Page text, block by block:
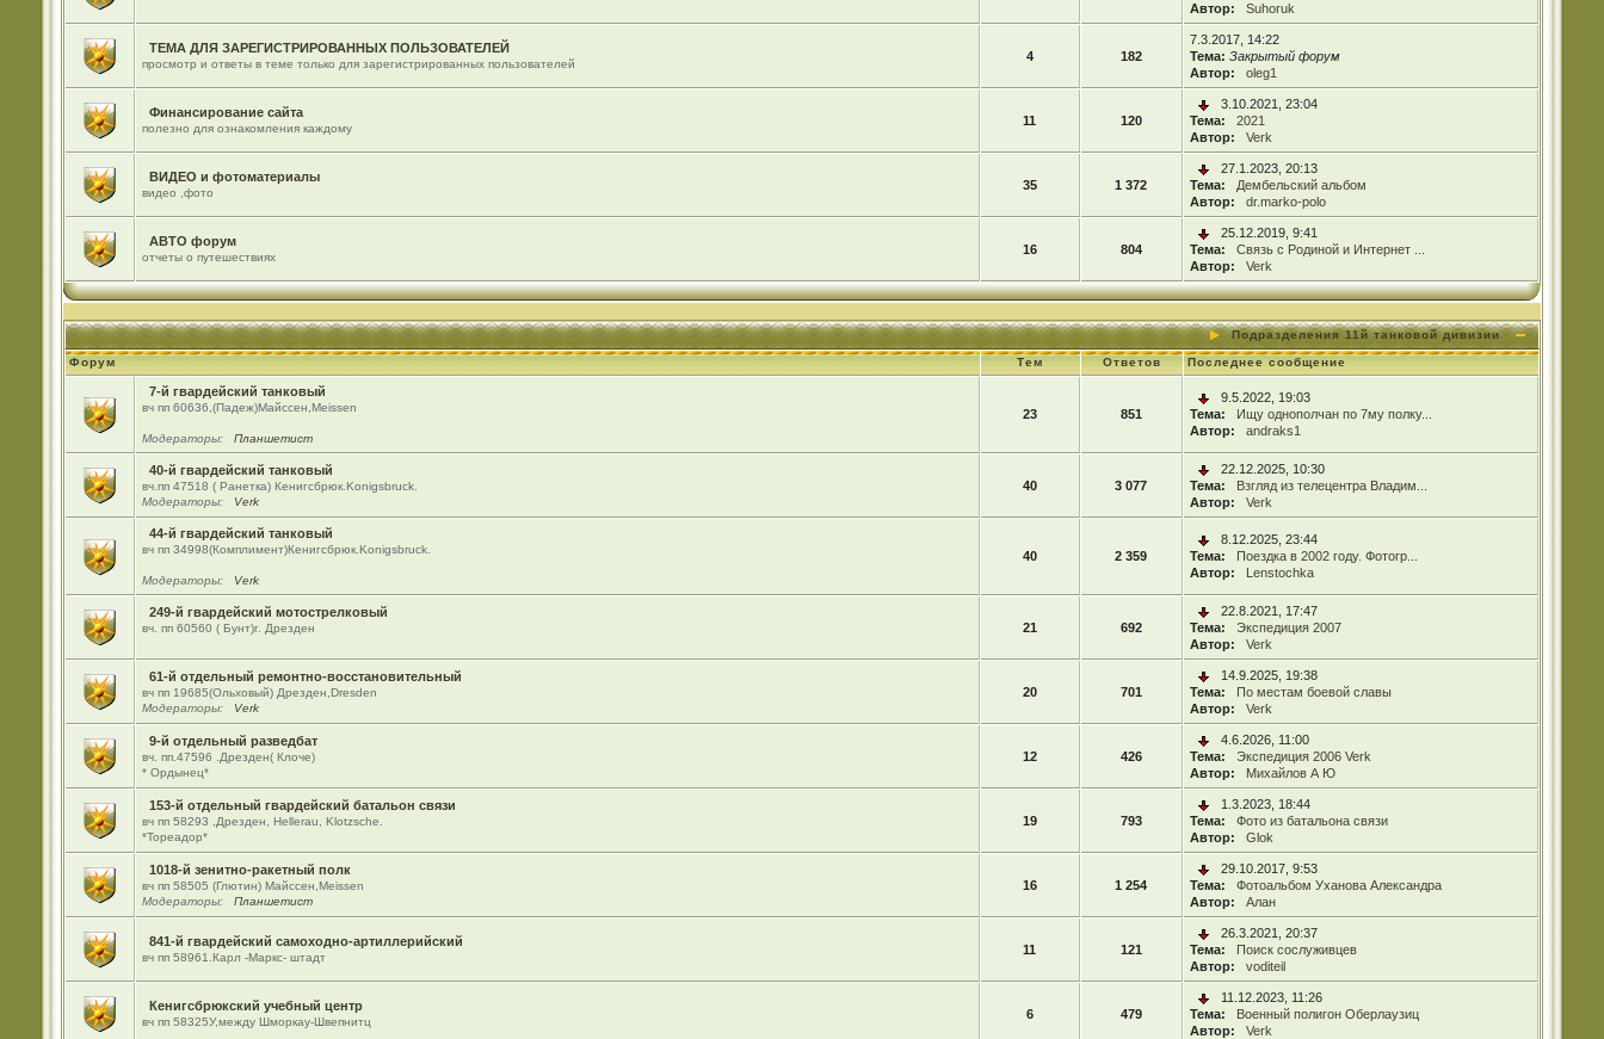
Автор:
Suhoruk
ТЕМА ДЛЯ ЗАРЕГИСТРИРОВАННЫХ ПОЛЬЗОВАТЕЛЕЙ
просмотр и ответы в теме только для зарегистрированных пользователей
4 182
7.3.2017, 14:22
Тема: Закрытый форум
Автор:
oleg1
Финансирование сайта
полезно для ознакомления каждому
11 120
3.10.2021, 23:04
Тема:
2021
Автор:
Verk
ВИДЕО и фотоматериалы
видео ,фото
35 1 372
27.1.2023, 20:13
Тема:
Дембельский альбом
Автор:
dr.marko-polo
АВТО форум
отчеты о путешествиях
16 804
25.12.2019, 9:41
Тема:
Связь с Родиной и Интернет ...
Автор:
Verk
Подразделения 11й танковой дивизии
Форум Тем Ответов Последнее сообщение
7-й гвардейский танковый
вч пп 60636,(Падеж)Майсcен,Meissen
Модераторы: Планшетист
23 851
9.5.2022, 19:03
Тема:
Ищу однополчан по 7му полку...
Автор:
andraks1
40-й гвардейский танковый
вч.пп 47518 ( Ранетка) Кенигсбрюк.Konigsbruck.
Модераторы:
Verk
40 3 077
22.12.2025, 10:30
Тема:
Взгляд из телецентра Владим...
Автор:
Verk
44-й гвардейский танковый
вч пп 34998(Комплимент)Кенигсбрюк.Konigsbruck.
Модераторы: Verk
40 2 359
8.12.2025, 23:44
Тема:
Поездка в 2002 году. Фотогр...
Автор:
Lenstochka
249-й гвардейский мотострелковый
вч. пп 60560 ( Бунт)г. Дрезден 21 692
22.8.2021, 17:47
Тема:
Экспедиция 2007
Автор:
Verk
61-й отдельный ремонтно-восстановительный
вч пп 19685(Ольховый) Дрезден,Dresden
Модераторы:
Verk
20 701
14.9.2025, 19:38
Тема:
По местам боевой славы
Автор:
Verk
9-й отдельный разведбат
вч. пп.47596 .Дрезден( Клоче)
* Ордынец*
12 426
4.6.2026, 11:00
Тема:
Экспедиция 2006 Verk
Автор:
Михайлов А Ю
153-й отдельный гвардейский батальон связи
вч пп 58293 ,Дрезден, Hellerau, Klotzsche.
*Тореадор*
19 793
1.3.2023, 18:44
Тема:
Фото из батальона связи
Автор:
Glok
1018-й зенитно-ракетный полк
вч пп 58505 (Глютин) Майсcен,Meissen
Модераторы:
Планшетист
16 1 254
29.10.2017, 9:53
Тема:
Фотоальбом Уханова Александра
Автор:
Алан
841-й гвардейский самоходно-артиллерийский
вч пп 58961.Карл -Маркс- штадт
11 121
26.3.2021, 20:37
Тема:
Поиск сослуживцев
Автор:
voditeil
Кенигсбрюкский учебный центр
вч пп 58325У,между Шморкау-Швепнитц
6 479
11.12.2023, 11:26
Тема:
Военный полигон Оберлаузиц
Автор:
Verk